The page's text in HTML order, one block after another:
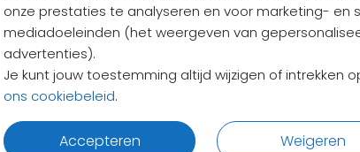
onze prestaties te analyseren en voor marketing- en
mediadoeleinden (het weergeven van
advertenties).
Je kunt jouw toestemming altijd wijzigen of intrekken
ons cookiebeleid.
Accepteren Weigeren